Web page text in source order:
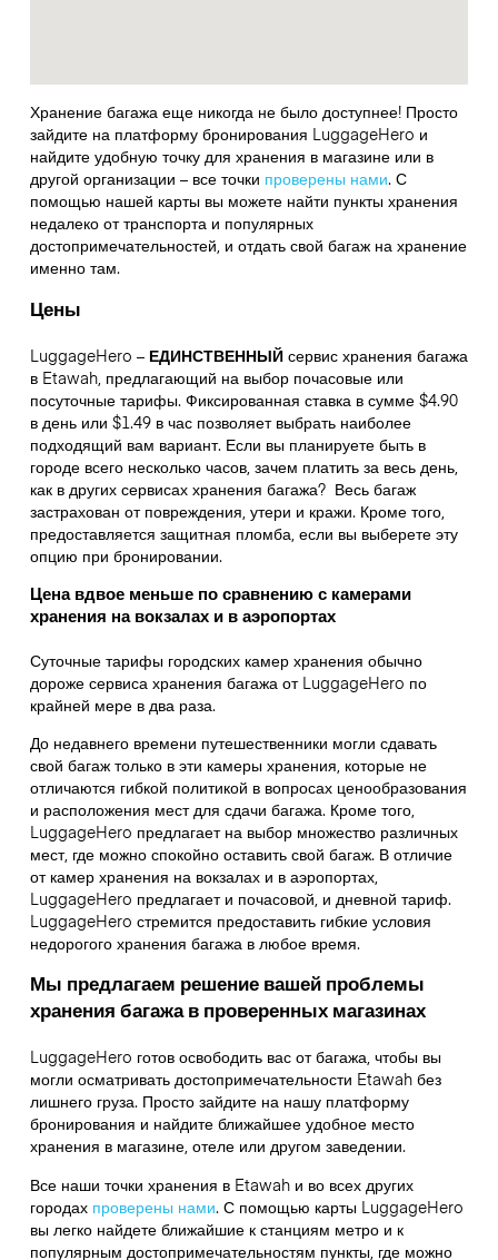
Хранение багажа еще никогда не было доступнее! Просто
зайдите на платформу бронирования LuggageHero и
найдите удобную точку для хранения в магазине или в
другой организации – все точки проверены нами. С
помощью нашей карты вы можете найти пункты хранения
недалеко от транспорта и популярных
достопримечательностей, и отдать свой багаж на хранение
именно там.
Цены
LuggageHero – ЕДИНСТВЕННЫЙсервис хранения багажа
в Etawah, предлагающий на выбор почасовые или
посуточные тарифы. Фиксированная ставка в сумме $4.90
в день или $1.49 в час позволяет выбрать наиболее
подходящий вам вариант. Если вы планируете быть в
городе всего несколько часов, зачем платить за весь день,
как в других сервисах хранения багажа? Весь багаж
застрахован от повреждения, утери и кражи. Кроме того,
предоставляется защитная пломба, если вы выберете эту
опцию при бронировании.
Цена вдвое меньше по сравнению с камерами
хранения на вокзалах и в аэропортах
Суточные тарифы городских камер хранения обычно
дороже сервиса хранения багажа от LuggageHero по
крайней мере в два раза.
До недавнего времени путешественники могли сдавать
свой багаж только в эти камеры хранения, которые не
отличаются гибкой политикой в вопросах ценообразования
и расположения мест для сдачи багажа. Кроме того,
LuggageHero предлагает на выбор множество различных
мест, где можно спокойно оставить свой багаж. В отличие
от камер хранения на вокзалах и в аэропортах,
LuggageHero предлагает и почасовой, и дневной тариф.
LuggageHero стремится предоставить гибкие условия
недорогого хранения багажа в любое время.
Мы предлагаем решение вашей проблемы
хранения багажа в проверенных магазинах
LuggageHero готов освободить вас от багажа, чтобы вы
могли осматривать достопримечательности Etawah без
лишнего груза. Просто зайдите на нашу платформу
бронирования и найдите ближайшее удобное место
хранения в магазине, отеле или другом заведении.
Все наши точки хранения в Etawah и во всех других
городах проверены нами. С помощью карты LuggageHero
вы легко найдете ближайшие к станциям метро и к
популярным достопримечательностям пункты, где можно